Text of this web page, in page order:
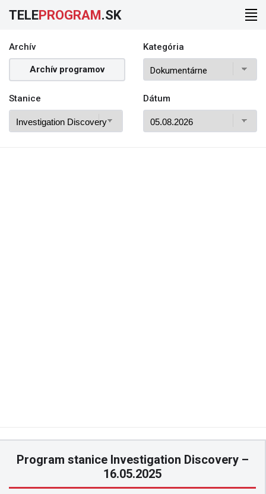
TELEPROGRAM.SK
Archív
Archív programov
Kategória
Stanice Dátum
Program stanice Investigation Discovery –
16.05.2025